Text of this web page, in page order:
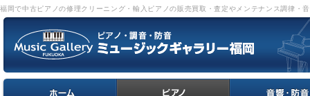
福岡で中古ピアノの修理クリーニング・輸入ピアノの販売買取・査定やメンテナンス調律